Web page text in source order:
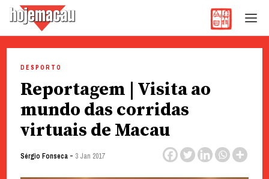
content
DESPORTO
Reportagem | Visita ao
mundo das corridas
virtuais de Macau
Sérgio Fonseca- 3 Jan 2017